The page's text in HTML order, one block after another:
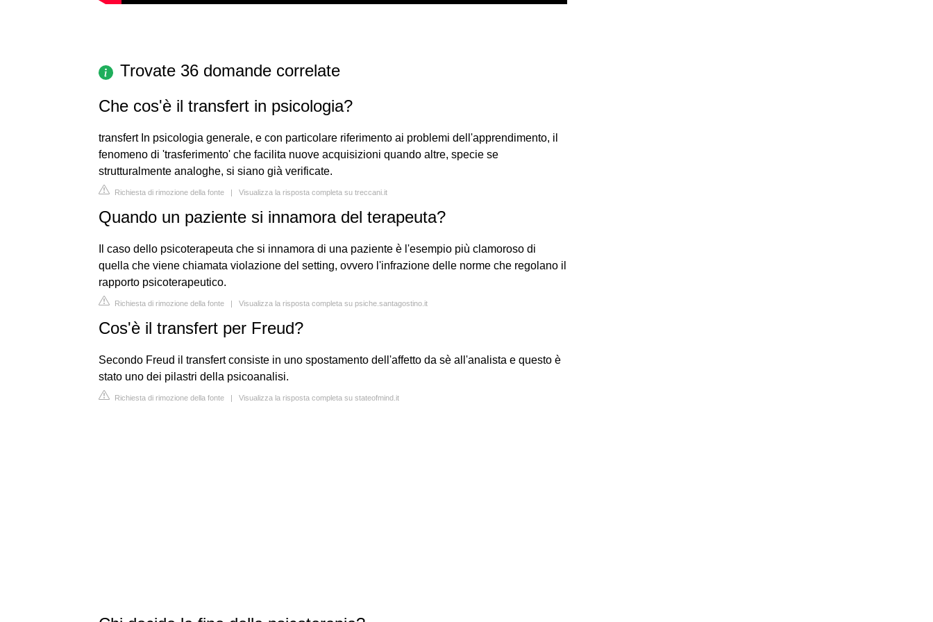
Trovate 36 domande correlate
Che cos'è il transfert in psicologia?
transfert In psicologia generale, e con particolare riferimento ai problemi dell'apprendimento, il
fenomeno di 'trasferimento' che facilita nuove acquisizioni quando altre, specie se
strutturalmente analoghe, si siano già verificate.
Richiesta di rimozione della fonte | Visualizza la risposta completa su treccani.it
Quando un paziente si innamora del terapeuta?
Il caso dello psicoterapeuta che si innamora di una paziente è l'esempio più clamoroso di
quella che viene chiamata violazione del setting, ovvero l'infrazione delle norme che regolano il
rapporto psicoterapeutico.
Richiesta di rimozione della fonte | Visualizza la risposta completa su psiche.santagostino.it
Cos'è il transfert per Freud?
Secondo Freud il transfert consiste in uno spostamento dell'affetto da sè all'analista e questo è
stato uno dei pilastri della psicoanalisi.
Richiesta di rimozione della fonte | Visualizza la risposta completa su stateofmind.it